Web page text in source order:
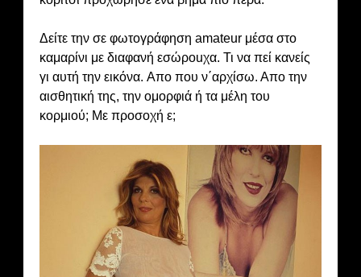
Δείτε την σε φωτογράφηση amateur μέσα στο
καμαρίνι με διαφανή εσώρouχα. Τι να πεί κανείς
γι αυτή την εικόνα. Aπο που ν΄αρχίσω. Απο την
αισθητική της, την ομορφιά ή τα μέλη του
κορμιού; Με προσοχή ε;